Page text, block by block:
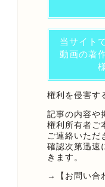
当サイト
動画の著
権利を侵害す
記事の内容や
権利所有者ご
ご連絡いただ
確認次第迅速
きます。
→ 【お問い合